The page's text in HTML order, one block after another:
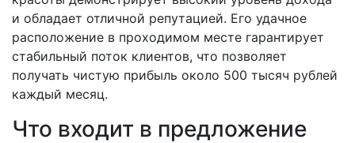
и обладает отличной репутацией. Его удачное
расположение в проходимом месте гарантирует
стабильный поток клиентов, что позволяет
получать чистую прибыль около 500 тысяч рублей
каждый месяц.
Что входит в предложение